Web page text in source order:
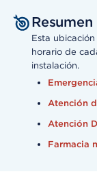
Esta
horario de
instalación.
Atención
Atención
Farmacia